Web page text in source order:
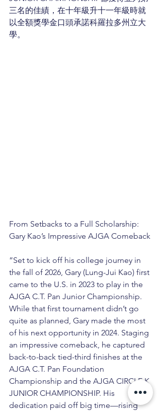
三名的佳績，在十年級升十一年級時就
以全額獎學金口頭承諾科羅拉多州立大
學。
From Setbacks to a Full Scholarship:
Gary Kao’s Impressive AJGA Comeback
”Set to kick off his college journey in
the fall of 2026, Gary (Lung-Jui Kao) first
came to the U.S. in 2023 to play in the
AJGA C.T. Pan Junior Championship.
While that first tournament didn’t go
quite as planned, Gary made the most
of his next opportunity in 2024. Staging
an impressive comeback, he captured
back-to-back tied-third finishes at the
AJGA C.T. Pan Foundation
Championship and the AJGA CIRCLE K
JUNIOR CHAMPIONSHIP. His
dedication paid off big time—rising